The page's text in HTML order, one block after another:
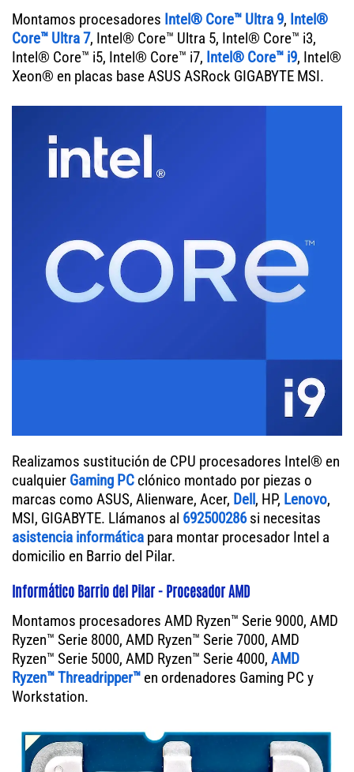
Montamos procesadores Intel® Core™ Ultra 9, Intel®
Core™ Ultra 7, Intel® Core™ Ultra 5, Intel® Core™ i3,
Intel® Core™ i5, Intel® Core™ i7, Intel® Core™ i9, Intel®
Xeon® en placas base ASUS ASRock GIGABYTE MSI.
Realizamos sustitución de CPU procesadores Intel® en
cualquier Gaming PC clónico montado por piezas o
marcas como ASUS, Alienware, Acer, Dell, HP, Lenovo,
MSI, GIGABYTE. Llámanos al 692500286si necesitas
asistencia informática para montar procesador Intel a
domicilio en Barrio del Pilar.
Informático Barrio del Pilar - Procesador AMD
Montamos procesadores AMD Ryzen™ Serie 9000, AMD
Ryzen™ Serie 8000, AMD Ryzen™ Serie 7000, AMD
Ryzen™ Serie 5000, AMD Ryzen™ Serie 4000, AMD
Ryzen™ Threadripper™ en ordenadores Gaming PC y
Workstation.